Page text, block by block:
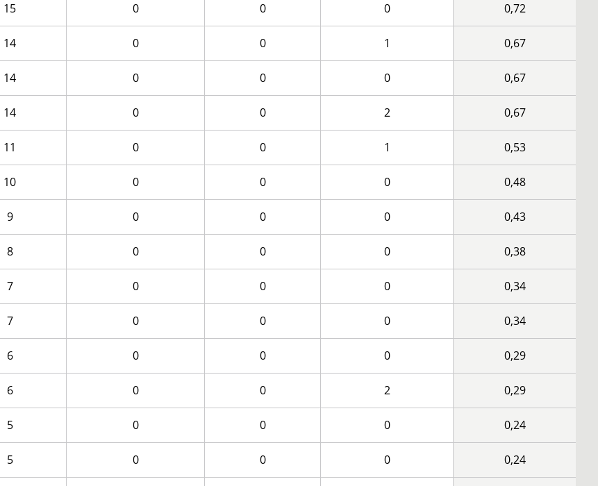
15 0 0 0 0,72
14 0 0 1 0,67
14 0 0 0 0,67
14 0 0 2 0,67
11 0 0 1 0,53
10 0 0 0 0,48
9 0 0 0 0,43
8 0 0 0 0,38
7 0 0 0 0,34
7 0 0 0 0,34
6 0 0 0 0,29
6 0 0 2 0,29
5 0 0 0 0,24
5 0 0 0 0,24